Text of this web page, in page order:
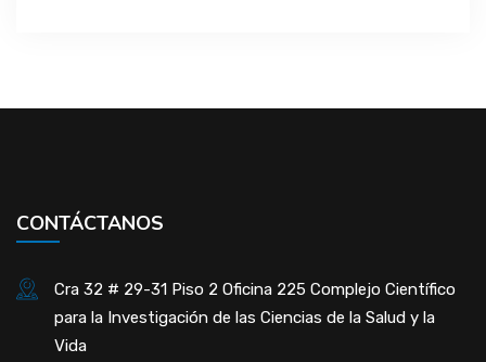
CONTÁCTANOS
Cra 32 # 29-31 Piso 2 Oficina 225 Complejo Científico
para la Investigación de las Ciencias de la Salud y la
Vida